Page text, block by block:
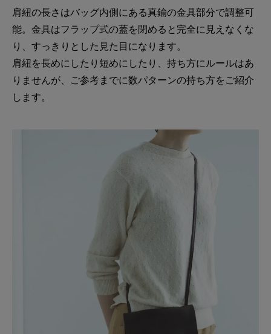
肩紐の長さはバッグ内側にある真鍮の金具部分で調整可
能。金具はフラップ式の蓋を閉めると完全に見えなくな
り、すっきりとした見た目になります。
肩紐を長めにしたり短めにしたり、持ち方にルールはあ
りませんが、ご参考までに数パターンの持ち方をご紹介
します。